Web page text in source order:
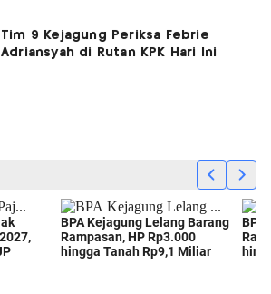
Tim 9 Kejagung Periksa Febrie
Adriansyah di Rutan KPK Hari Ini